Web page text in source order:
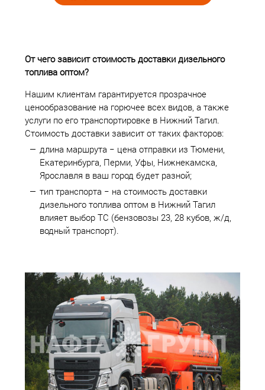
От чего зависит стоимость доставки дизельного
топлива оптом?
Нашим клиентам гарантируется прозрачное
ценообразование на горючее всех видов, а также
услуги по его транспортировке в Нижний Тагил.
Стоимость доставки зависит от таких факторов:
длина маршрута − цена отправки из Тюмени,
Екатеринбурга, Перми, Уфы, Нижнекамска,
Ярославля в ваш город будет разной;
тип транспорта − на стоимость доставки
дизельного топлива оптом в Нижний Тагил
влияет выбор ТС (бензовозы 23, 28 кубов, ж/д,
водный транспорт).